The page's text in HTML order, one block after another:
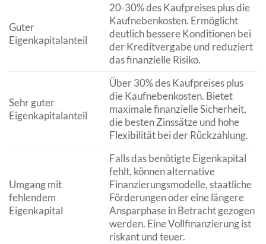
Guter
Eigenkapitalanteil
20-30% des Kaufpreises plus die
Kaufnebenkosten. Ermöglicht
deutlich bessere Konditionen bei
der Kreditvergabe und reduziert
das finanzielle Risiko.
Sehr guter
Eigenkapitalanteil
Über 30% des Kaufpreises plus
die Kaufnebenkosten. Bietet
maximale finanzielle Sicherheit,
die besten Zinssätze und hohe
Flexibilität bei der Rückzahlung.
Umgang mit
fehlendem
Eigenkapital
Falls das benötigte Eigenkapital
fehlt, können alternative
Finanzierungsmodelle, staatliche
Förderungen oder eine längere
Ansparphase in Betracht gezogen
werden. Eine Vollfinanzierung ist
riskant und teuer.